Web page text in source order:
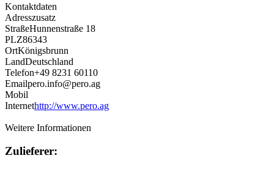
Kontaktdaten
Adresszusatz
StraßeHunnenstraße 18
PLZ86343
OrtKönigsbrunn
LandDeutschland
Telefon+49 8231 60110
Emailpero.info@pero.ag
Mobil
Internethttp://www.pero.ag
Weitere Informationen
Zulieferer: